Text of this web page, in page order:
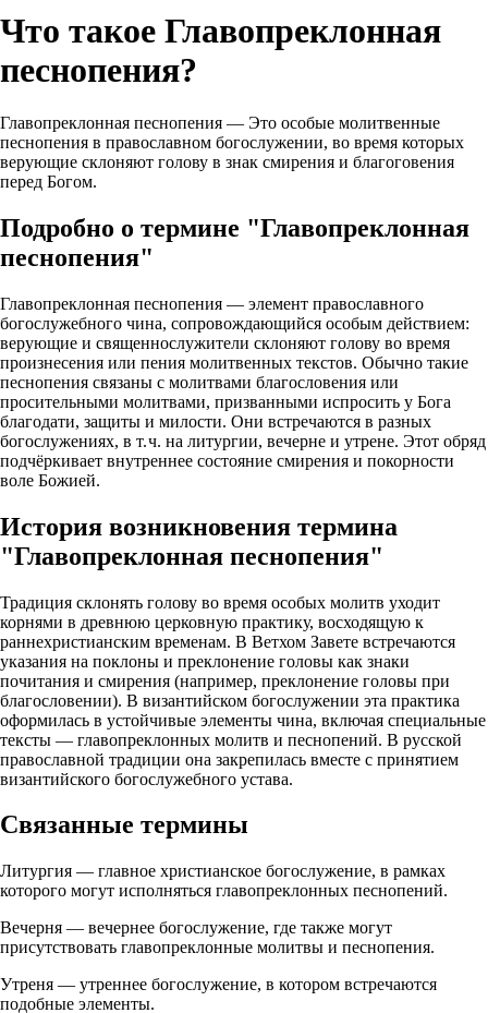
Что такое Главопреклонная
песнопения?
Главопреклонная песнопения — Это особые молитвенные
песнопения в православном богослужении, во время которых
верующие склоняют голову в знак смирения и благоговения
перед Богом.
Подробно о термине "Главопреклонная
песнопения"
Главопреклонная песнопения — элемент православного
богослужебного чина, сопровождающийся особым действием:
верующие и священнослужители склоняют голову во время
произнесения или пения молитвенных текстов. Обычно такие
песнопения связаны с молитвами благословения или
просительными молитвами, призванными испросить у Бога
благодати, защиты и милости. Они встречаются в разных
богослужениях, в т. ч. на литургии, вечерне и утрене. Этот обряд
подчёркивает внутреннее состояние смирения и покорности
воле Божией.
История возникновения термина
"Главопреклонная песнопения"
Традиция склонять голову во время особых молитв уходит
корнями в древнюю церковную практику, восходящую к
раннехристианским временам. В Ветхом Завете встречаются
указания на поклоны и преклонение головы как знаки
почитания и смирения (например, преклонение головы при
благословении). В византийском богослужении эта практика
оформилась в устойчивые элементы чина, включая специальные
тексты — главопреклонных молитв и песнопений. В русской
православной традиции она закрепилась вместе с принятием
византийского богослужебного устава.
Связанные термины
Литургия — главное христианское богослужение, в рамках
которого могут исполняться главопреклонных песнопений.
Вечерня — вечернее богослужение, где также могут
присутствовать главопреклонные молитвы и песнопения.
Утреня — утреннее богослужение, в котором встречаются
подобные элементы.